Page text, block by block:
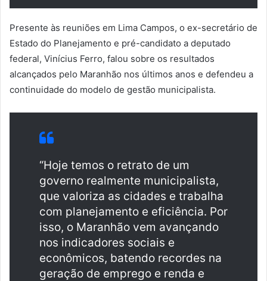
Presente às reuniões em Lima Campos, o ex-secretário de
Estado do Planejamento e pré-candidato a deputado
federal, Vinícius Ferro, falou sobre os resultados
alcançados pelo Maranhão nos últimos anos e defendeu a
continuidade do modelo de gestão municipalista.
“Hoje temos o retrato de um
governo realmente municipalista,
que valoriza as cidades e trabalha
com planejamento e eficiência. Por
isso, o Maranhão vem avançando
nos indicadores sociais e
econômicos, batendo recordes na
geração de emprego e renda e